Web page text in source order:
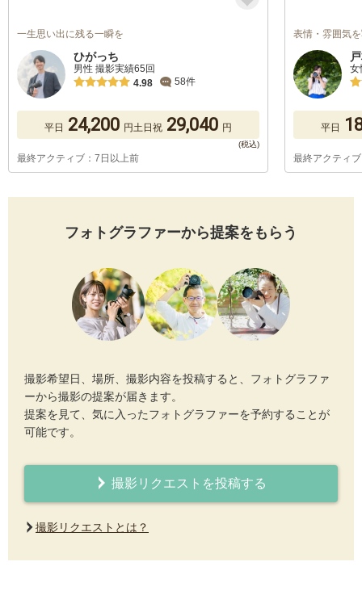
一生思い出に残る一瞬を
ひがっち
男性 撮影実績65回
4.98
58件
平日 24,200 円土日祝 29,040 円
最終アクティブ：7日以上前
表情・雰囲気
女
平日
最終アクティ
フォトグラファーから提案をもらう
撮影希望日、場所、撮影内容を投稿すると、フォトグラファ
ーから撮影の提案が届きます。
提案を見て、気に入ったフォトグラファーを予約することが
可能です。
撮影リクエストを投稿する
撮影リクエストとは？